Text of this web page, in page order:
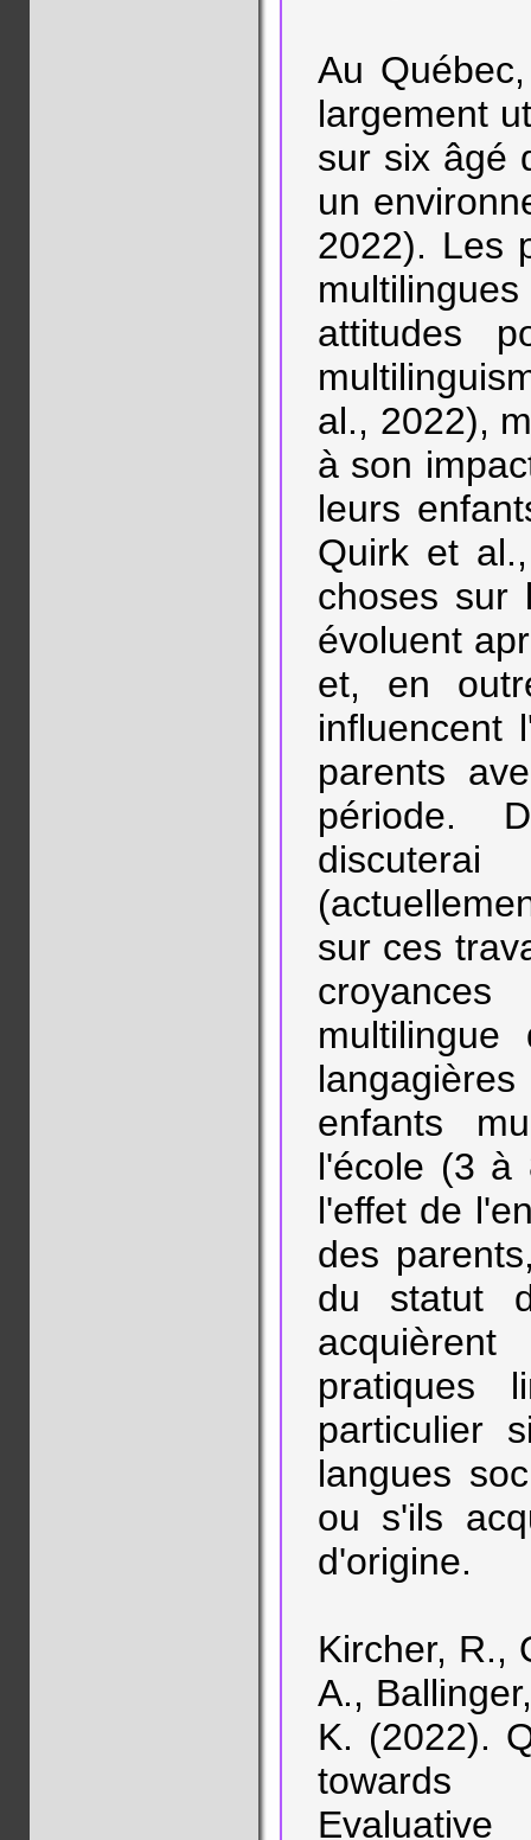
Au
largement
sur six âgé
un
2022). Les
attitudes
al., 2022),
à son
leurs
Quirk et
choses sur
évoluent
et, en
influencent
parents
période.
sur ces
enfants
l'école (3 à
l'effet de
des
du statut
pratiques
particulier
langues
ou s'ils
d'origine.
Kircher, R.,
A.,
K. (2022).
towards